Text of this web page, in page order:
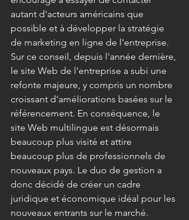
autant d'acteurs américains que
possible et à développer la stratégie
de marketing en ligne de l'entreprise.
Sur ce conseil, depuis l'année dernière,
le site Web de l'entreprise a subi une
refonte majeure, y compris un nombre
croissant d'améliorations basées sur le
référencement. En conséquence, le
site Web multilingue est désormais
beaucoup plus visité et attire
beaucoup plus de professionnels de
nouveaux pays. Le duo de gestion a
donc décidé de créer un cadre
juridique et économique idéal pour les
nouveaux entrants sur le marché.